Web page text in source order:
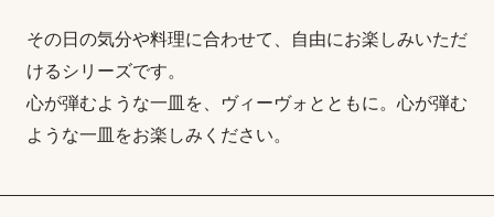
その日の気分や料理に合わせて、自由にお楽しみいただ
けるシリーズです。
心が弾むような一皿を、ヴィーヴォとともに。心が弾む
ような一皿をお楽しみください。